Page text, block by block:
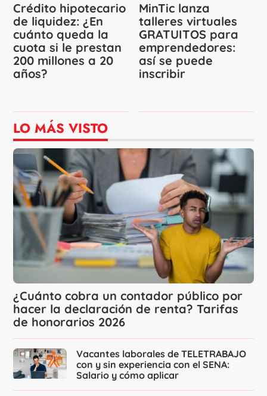
Crédito hipotecario
de liquidez: ¿En
cuánto queda la
cuota si le prestan
200 millones a 20
años?
MinTic lanza
talleres virtuales
GRATUITOS para
emprendedores:
así se puede
inscribir
LO MÁS VISTO
¿Cuánto cobra un contador público por
hacer la declaración de renta? Tarifas
de honorarios 2026
Vacantes laborales de TELETRABAJO
con y sin experiencia con el SENA:
Salario y cómo aplicar